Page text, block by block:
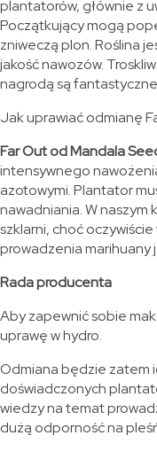
plantatorów, głównie z
Początkujący mogą
zniweczą plon. Roślina
jakość nawozów.
nagrodą są
Jak uprawiać odmianę
Far Out od Mandala
intensywnego
azotowymi. Plantator
nawadniania. W
szklarni, choć
prowadzenia marihuany
Rada producenta
Aby zapewnić sobie
uprawę w hydro.
Odmiana będzie zatem
doświadczonych
wiedzy na temat
dużą odporność na